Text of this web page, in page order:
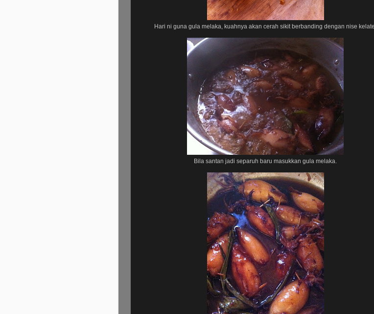
Hari ni guna gula melaka, kuahnya akan cerah sikit berbanding dengan nise kelate.
Bila santan jadi separuh baru masukkan gula melaka.